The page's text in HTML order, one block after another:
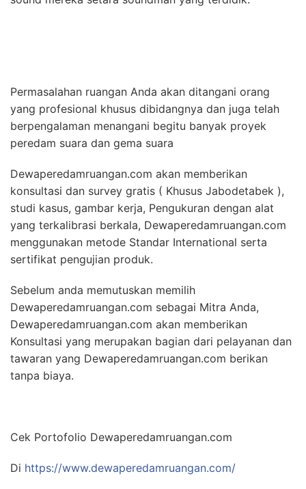
Permasalahan ruangan Anda akan ditangani orang
yang profesional khusus dibidangnya dan juga telah
berpengalaman menangani begitu banyak proyek
peredam suara dan gema suara
Dewaperedamruangan.com akan memberikan
konsultasi dan survey gratis ( Khusus Jabodetabek ),
studi kasus, gambar kerja, Pengukuran dengan alat
yang terkalibrasi berkala, Dewaperedamruangan.com
menggunakan metode Standar International serta
sertifikat pengujian produk.
Sebelum anda memutuskan memilih
Dewaperedamruangan.com sebagai Mitra Anda,
Dewaperedamruangan.com akan memberikan
Konsultasi yang merupakan bagian dari pelayanan dan
tawaran yang Dewaperedamruangan.com berikan
tanpa biaya.
Cek Portofolio Dewaperedamruangan.com
Di https://www.dewaperedamruangan.com/